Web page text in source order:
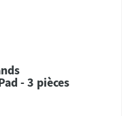
- 3 pièces